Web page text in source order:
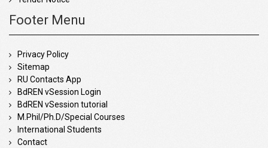
Footer Menu
Privacy Policy
Sitemap
RU Contacts App
BdREN vSession Login
BdREN vSession tutorial
M.Phil/Ph.D/Special Courses
International Students
Contact